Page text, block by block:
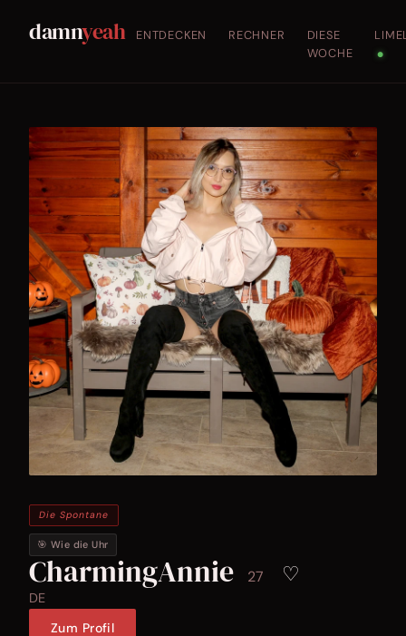
damnyeah ENTDECKEN RECHNER
DIESE
WOCHE
●
Die Spontane
🎯 Wie die Uhr
CharmingAnnie 27 ♡
DE
Zum Profil